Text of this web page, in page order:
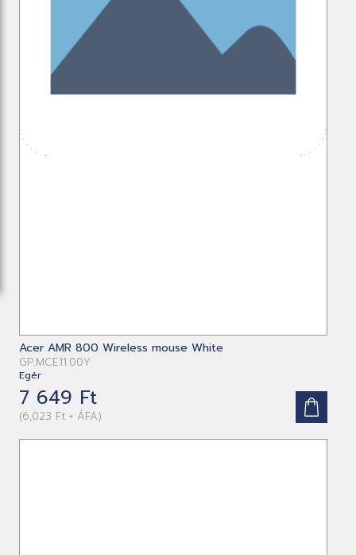
Acer AMR 800 Wireless mouse White
GP.MCE11.00Y
Egér
7 649 Ft
(6,023 Ft + ÁFA)